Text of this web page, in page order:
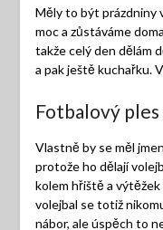
Měly to být prázdniny
moc a zůstáváme
takže celý den dělám
a pak ještě kuchařku.
Fotbalový
Vlastně by se měl
protože ho dělají
kolem hřiště a
volejbal se totiž
nábor, ale úspěch to